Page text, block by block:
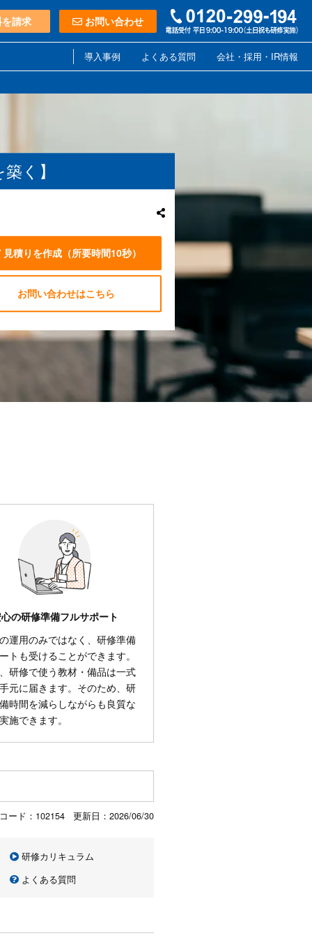
請求 お問い合わせ
導入事例 よくある質問
会社・採用・IR情報
く】
見積りを作成 （所要時間10秒）
お問い合わせはこちら
の研修準備フルサポート
運用のみではなく、研修準備
トも受けることができます。
研修で使う教材・備品は一式
元に届きます。そのため、研
時間を減らしながらも良質な
施できます。
ード：102154 更新日： 2026/06/30
研修カリキュラム
よくある質問